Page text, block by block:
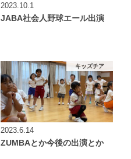
2023.10.1
JABA社会人野球エール出演
キッズチア
2023.6.14
ZUMBAとか今後の出演とか